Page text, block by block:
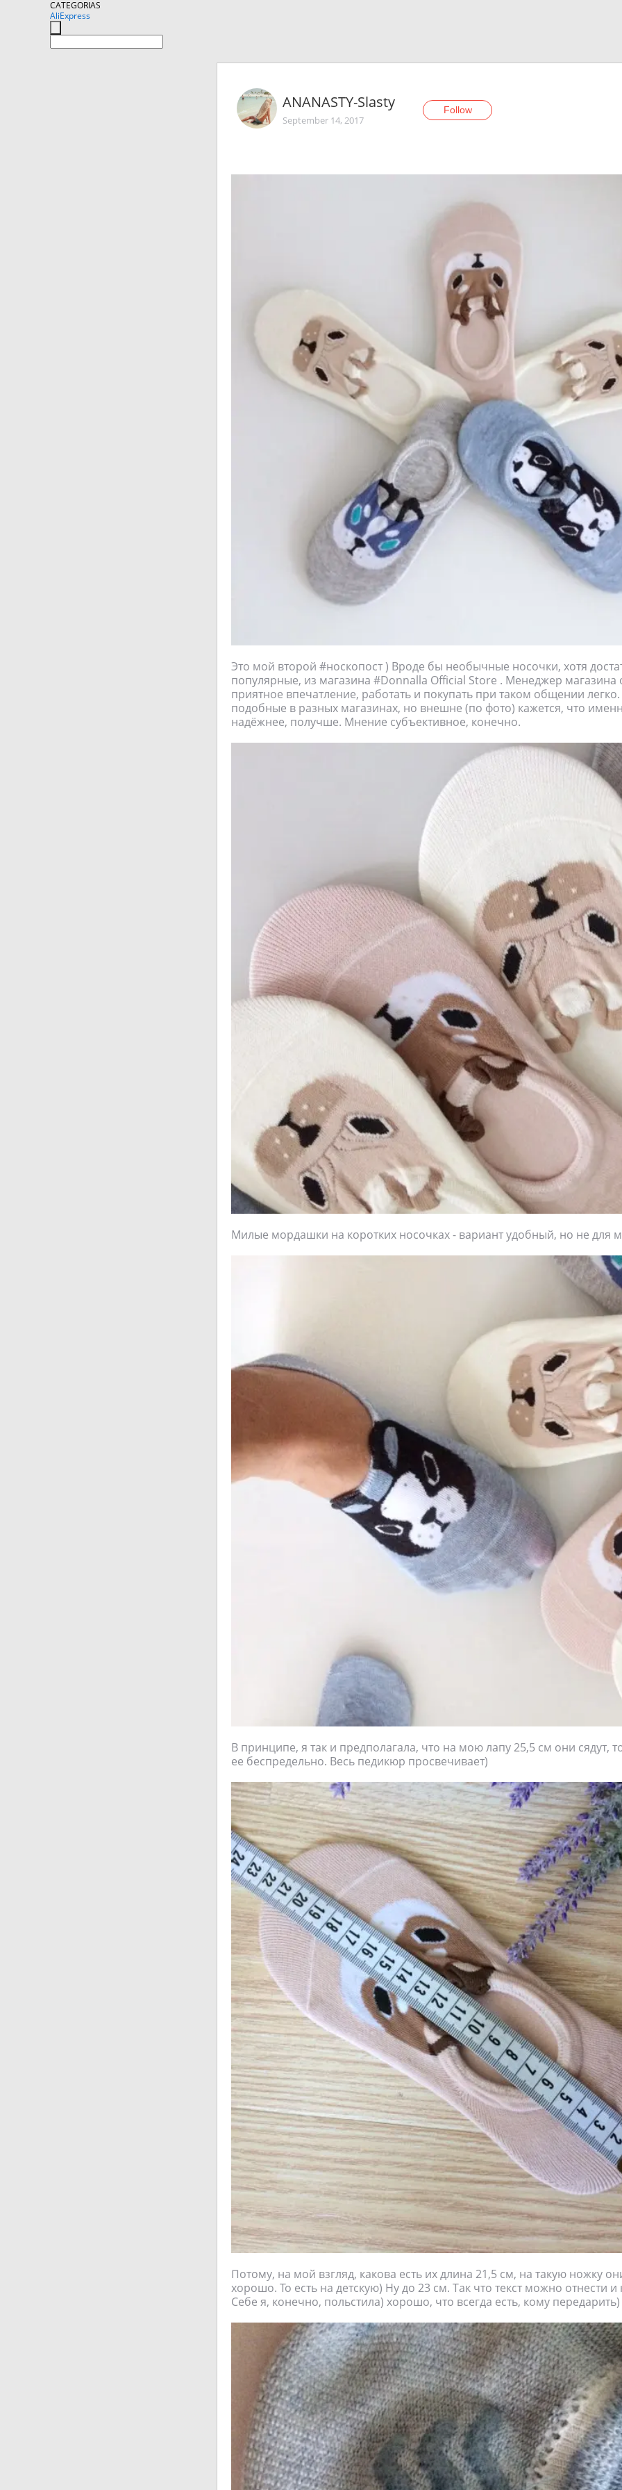
CATEGORIAS
AliExpress
ANANASTY-Slasty
September 14, 2017
Follow
Это мой второй #носкопост ) Вроде бы необычные носочки, хотя
популярные, из магазина #Donnalla Official Store . Менеджер магазина
приятное впечатление, работать и покупать при таком общении
подобные в разных магазинах, но внешне (по фото) кажется, что
надёжнее, получше. Мнение субъективное, конечно.
Милые мордашки на коротких носочках - вариант удобный, но не для
В принципе, я так и предполагала, что на мою лапу 25,5 см они сядут,
ее беспредельно. Весь педикюр просвечивает)
Потому, на мой взгляд, какова есть их длина 21,5 см, на такую ножку
хорошо. То есть на детскую) Ну до 23 см. Так что текст можно отнести
Себе я, конечно, польстила) хорошо, что всегда есть, кому передарить)